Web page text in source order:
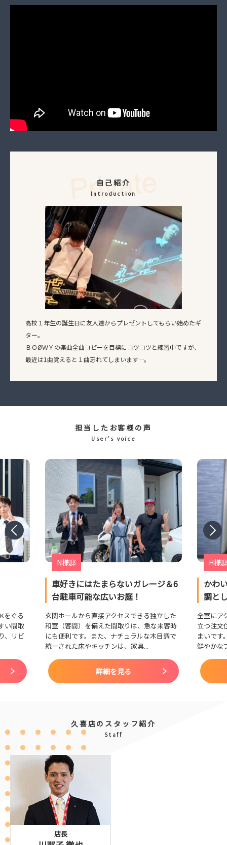
自己紹介
Introduction
高校１年生の誕生日に友人達からプレゼントしてもらい始めたギ
ター。
ＢＯØＷＹの楽曲全曲コピーを目標にコツコツと練習中ですが、
最近は1曲覚えると１曲忘れてしまいます…。
担当したお客様の声
User’s voice
をぐる
い間取
、リビ
N様邸
車好きにはたまらないガレージ＆6
台駐車可能な広いお庭！
玄関ホールから直接アクセスできる独立した
和室（客間）を備えた間取りは、急な来客時
にも便利です。また、ナチュラルな木目調で
統一された床やキッチンは、家具...
詳細を見る
H様
かわ
調と
全室にア
立つ注文
まいです
鮮やかな
久喜店のスタッフ紹介
Staff
店長